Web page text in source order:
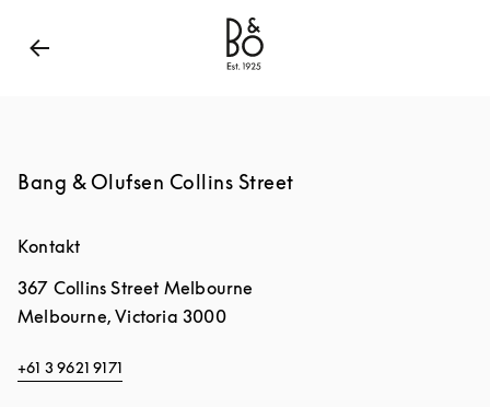
Bang & Olufsen - Exist to Create
Bang & Olufsen Collins Street
Kontakt
367 Collins Street Melbourne
Melbourne, Victoria 3000
+61 3 9621 9171